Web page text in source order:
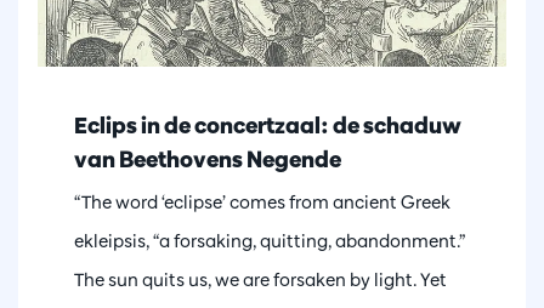
Eclips in de concertzaal: de schaduw
van Beethovens Negende
“The word ‘eclipse’ comes from ancient Greek
ekleipsis, “a forsaking, quitting, abandonment.”
The sun quits us, we are forsaken by light. Yet